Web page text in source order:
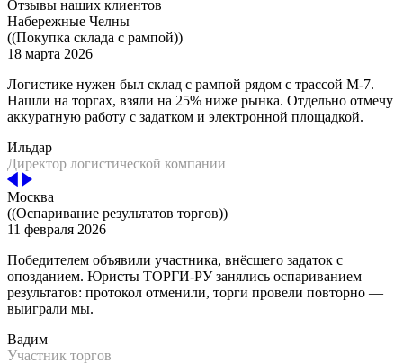
Отзывы наших клиентов
Набережные Челны
((Покупка склада с рампой))
18 марта 2026
Логистике нужен был склад с рампой рядом с трассой М-7.
Нашли на торгах, взяли на 25% ниже рынка. Отдельно отмечу
аккуратную работу с задатком и электронной площадкой.
Ильдар
Директор логистической компании
Москва
((Оспаривание результатов торгов))
11 февраля 2026
Победителем объявили участника, внёсшего задаток с
опозданием. Юристы ТОРГИ-РУ занялись оспариванием
результатов: протокол отменили, торги провели повторно —
выиграли мы.
Вадим
Участник торгов